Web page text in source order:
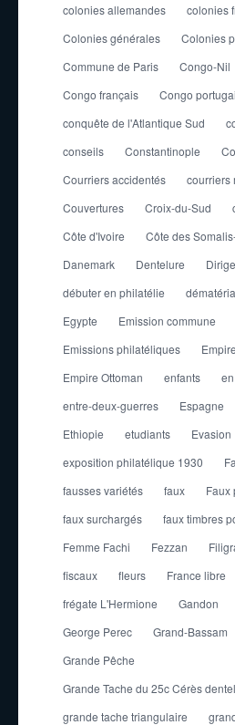
colonies allemandes
colonies
Colonies générales
Colonies
Commune de Paris
Congo-Nil
Congo français
Congo
conquête de l'Atlantique Sud
conseils
Constantinople
Courriers accidentés
courriers
Couvertures
Croix-du-Sud
Côte d'Ivoire
Côte des
Danemark
Dentelure
débuter en philatélie
Egypte
Emission commune
Emissions philatéliques
Empire Ottoman
enfants
entre-deux-guerres
Espagne
Ethiopie
etudiants Evasion
exposition philatélique 1930
fausses variétés
faux
Faux
faux surchargés
faux timbres
Femme Fachi
Fezzan
fiscaux
fleurs
France libre
frégate L'Hermione
Gandon
George Perec
Grand-Bassam
Grande Pêche
Grande Tache du 25c Cérès
grande tache triangulaire